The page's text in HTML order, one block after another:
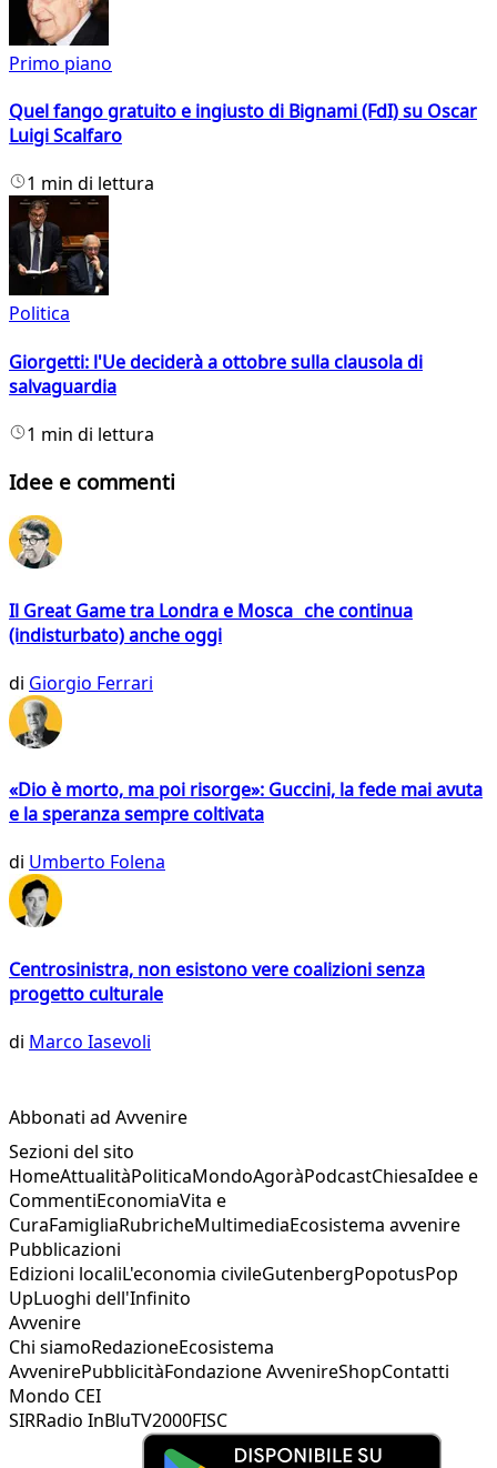
Primo piano
Quel fango gratuito e ingiusto di Bignami (FdI) su Oscar
Luigi Scalfaro
1 min di lettura
Politica
Giorgetti: l'Ue deciderà a ottobre sulla clausola di
salvaguardia
1 min di lettura
Idee e commenti
Il Great Game tra Londra e Mosca che continua
(indisturbato) anche oggi
di Giorgio Ferrari
«Dio è morto, ma poi risorge»: Guccini, la fede mai avuta
e la speranza sempre coltivata
di Umberto Folena
Centrosinistra, non esistono vere coalizioni senza
progetto culturale
di Marco Iasevoli
Abbonati ad Avvenire
Sezioni del sito
HomeAttualitàPoliticaMondoAgoràPodcastChiesaIdee e
CommentiEconomiaVita e
CuraFamigliaRubricheMultimediaEcosistema avvenire
Pubblicazioni
Edizioni localiL'economia civileGutenbergPopotusPop
UpLuoghi dell'Infinito
Avvenire
Chi siamoRedazioneEcosistema
AvvenirePubblicitàFondazione AvvenireShopContatti
Mondo CEI
SIRRadio InBluTV2000FISC